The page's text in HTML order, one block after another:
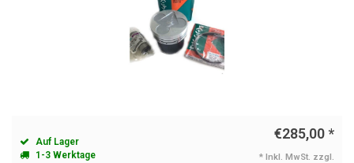
Auf Lager
1-3 Werktage
€285,00*
* Inkl. MwSt. zzgl.